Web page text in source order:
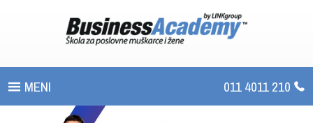
011 4011 210